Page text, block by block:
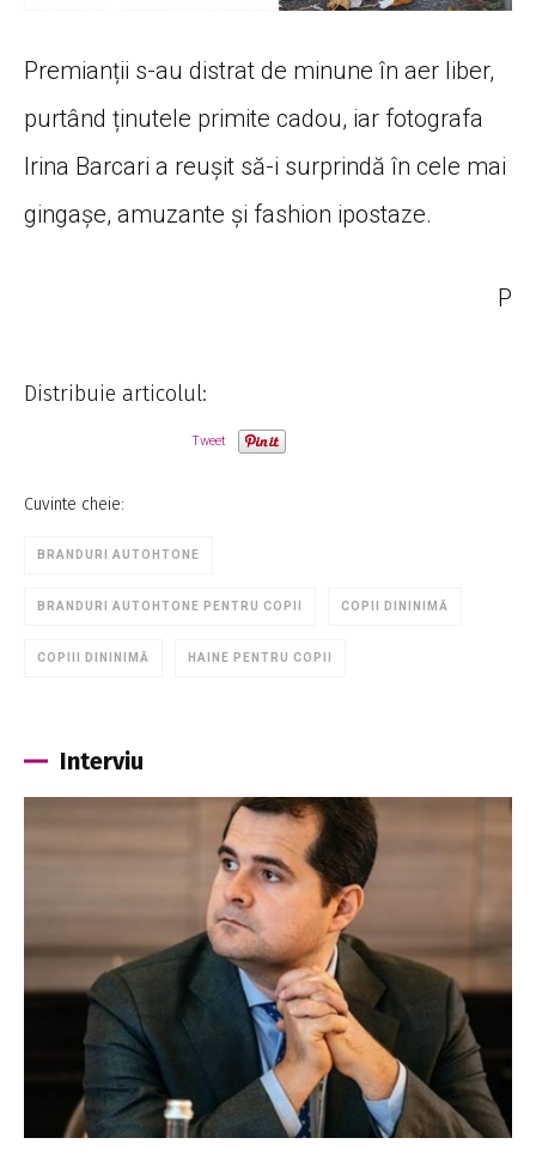
Premianții s-au distrat de minune în aer liber,
purtând ținutele primite cadou, iar fotografa
Irina Barcari a reușit să-i surprindă în cele mai
gingașe, amuzante și fashion ipostaze.
P
Distribuie articolul:
Tweet
Cuvinte cheie:
BRANDURI AUTOHTONE
BRANDURI AUTOHTONE PENTRU COPII COPII DININIMĂ
COPIII DININIMĂ HAINE PENTRU COPII
Interviu